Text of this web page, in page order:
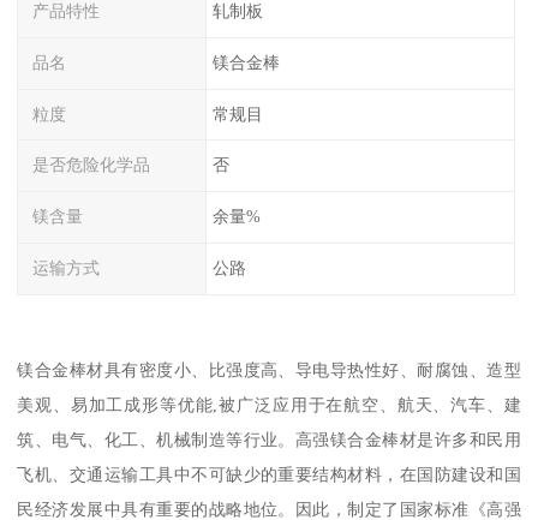
产品特性 轧制板
品名 镁合金棒
粒度 常规目
是否危险化学品 否
镁含量 余量%
运输方式 公路
镁合金棒材具有密度小、比强度高、导电导热性好、耐腐蚀、造型
美观、易加工成形等优能,被广泛应用于在航空、航天、汽车、建
筑、电气、化工、机械制造等行业。高强镁合金棒材是许多和民用
飞机、交通运输工具中不可缺少的重要结构材料，在国防建设和国
民经济发展中具有重要的战略地位。因此，制定了国家标准《高强